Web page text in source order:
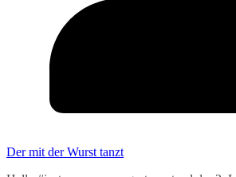
Der mit der Wurst tanzt